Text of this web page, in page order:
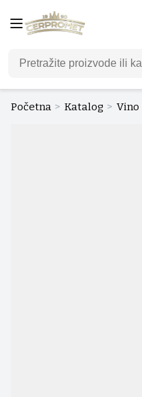
Početna > Katalog > Vino